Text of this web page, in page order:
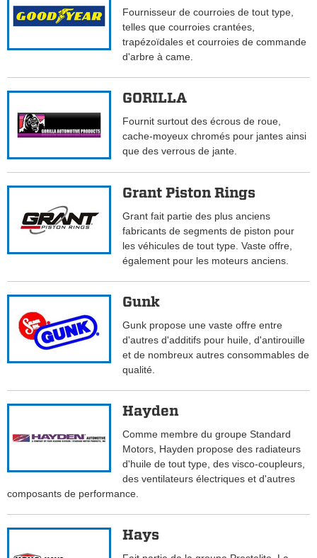
Fournisseur de courroies de tout type,
telles que courroies crantées,
trapézoïdales et courroies de commande
d'arbre à came.
GORILLA
Fournit surtout des écrous de roue,
cache-moyeux chromés pour jantes ainsi
que des verrous de jante.
Grant Piston Rings
Grant fait partie des plus anciens
fabricants de segments de piston pour
les véhicules de tout type. Vaste offre,
également pour les moteurs anciens.
Gunk
Gunk propose une vaste offre entre
d'autres d'additifs pour huile, d'antirouille
et de nombreux autres consommables de
qualité.
Hayden
Comme membre du groupe Standard
Motors, Hayden propose des radiateurs
d'huile de tout type, des visco-coupleurs,
des ventilateurs électriques et d'autres
composants de performance.
Hays